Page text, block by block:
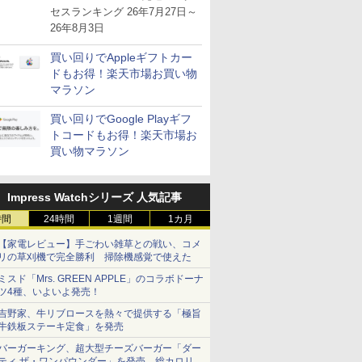
が注目を集める
セスランキング 26年7月27日～
26年8月3日
買い回りでAppleギフトカー
ドもお得！楽天市場お買い物
マラソン
買い回りでGoogle Playギフ
トコードもお得！楽天市場お
買い物マラソン
Impress Watchシリーズ 人気記事
24時間 1週間 1カ月
家電レビュー】手ごわい雑草との戦い、コメ
の草刈機で完全勝利 掃除機感覚で使えた
スド「Mrs. GREEN APPLE」のコラボドーナ
4種、いよいよ発売！
野家、牛リブロースを熱々で提供する「極旨
鉄板ステーキ定食」を発売
ーガーキング、超大型チーズバーガー「ダー